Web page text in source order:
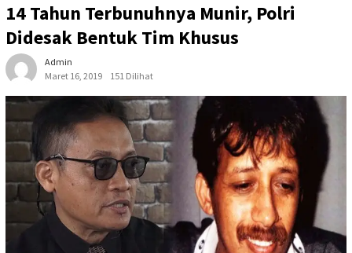
14 Tahun Terbunuhnya Munir, Polri
Didesak Bentuk Tim Khusus
Admin
Maret 16, 2019
151 Dilihat